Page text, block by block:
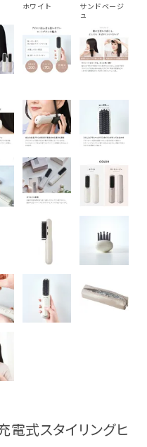
ホワイト
サンドベージ
ュ
電式スタイリングヒ